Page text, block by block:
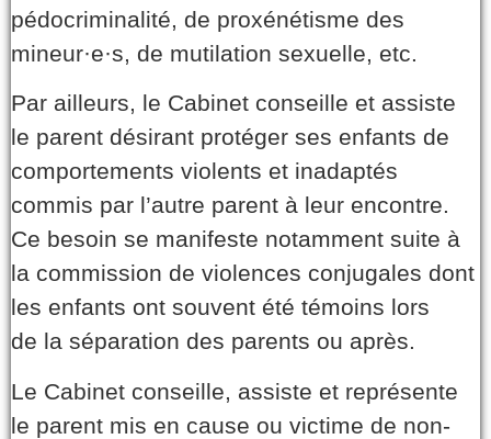
pédocriminalité, de proxénétisme des
mineur·e·s, de mutilation sexuelle, etc.
Par ailleurs, le Cabinet conseille et assiste
le parent désirant protéger ses enfants de
comportements violents et inadaptés
commis par l’autre parent à leur encontre.
Ce besoin se manifeste notamment suite à
la commission de violences conjugales dont
les enfants ont souvent été témoins lors
de la séparation des parents ou après.
Le Cabinet conseille, assiste et représente
le parent mis en cause ou victime de non-